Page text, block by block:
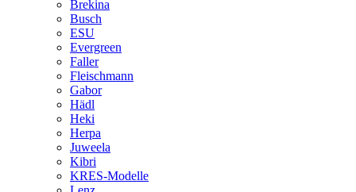
Brekina
Busch
ESU
Evergreen
Faller
Fleischmann
Gabor
Hädl
Heki
Herpa
Juweela
Kibri
KRES-Modelle